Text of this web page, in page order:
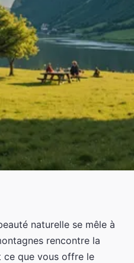
expérience
Millau
naturelle se mêle à
rencontre la
ce que vous offre le